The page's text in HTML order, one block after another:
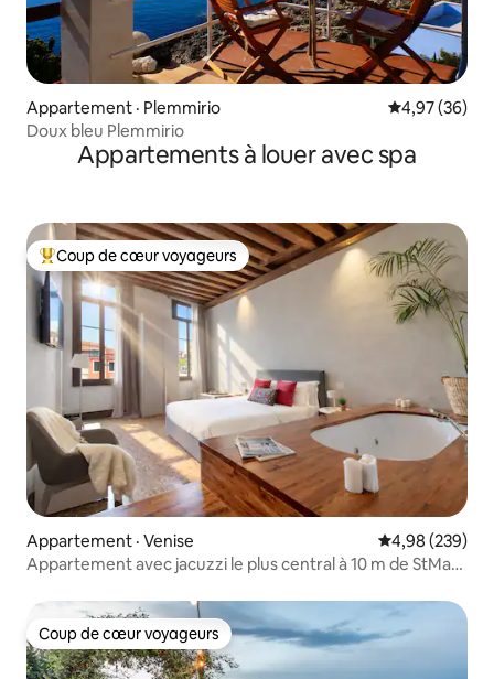
Appartement · Plemmirio Note
4,97 (36)
Doux bleu Plemmirio
Appartements à louer avec spa
Coup de cœur voyageurs parmi les plus aimés
Coup de cœur voyageurs
Appartement · Venise Note
4,98 (239)
Appartement avec jacuzzi le plus central à 10 m de StMark
Coup de cœur voyageurs
Coup de cœur voyageurs